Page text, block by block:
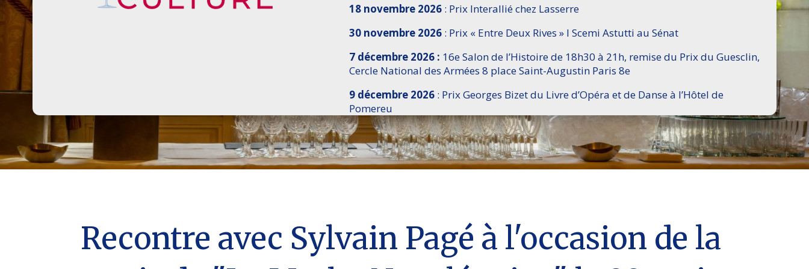
18 novembre 2026: Prix Interallié chez Lasserre
30 novembre 2026: Prix « Entre Deux Rives » I Scemi Astutti au Sénat
7 décembre 2026 : 16e Salon de l’Histoire de 18h30 à 21h, remise du Prix du Guesclin,
Cercle National des Armées 8 place Saint-Augustin Paris 8e
9 décembre 2026: Prix Georges Bizet du Livre d’Opéra et de Danse à l’Hôtel de
Pomereu
Recontre avec Sylvain Pagé à l'occasion de la